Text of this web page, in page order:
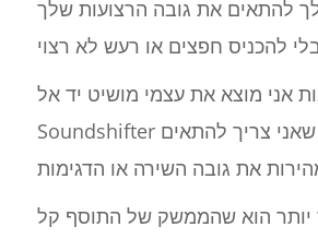
להתאים את גובה הרצועות שלך
אני מוצא את עצמי מושיט יד אל
Soundshifter בכל פעם שאני צריך להתאים
יותר הוא שהממשק של התוסף קל